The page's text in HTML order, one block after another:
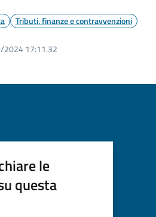
Tributi, finanze e contravvenzioni
17:11.32
le
questa